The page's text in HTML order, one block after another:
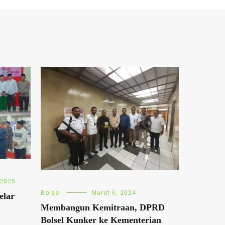
Bolsel Maret 6, 2024
Membangun Kemitraan, DPRD
Bolsel Kunker ke Kementerian